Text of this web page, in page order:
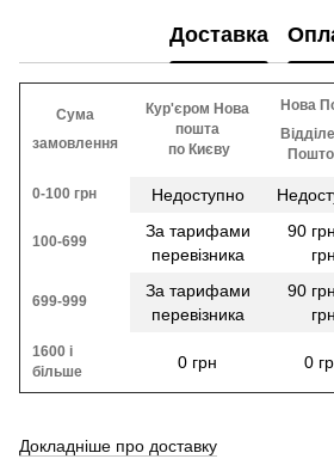
Доставка
Сума
замовлення
Кур'єром Нова
пошта
​​ по Києву
Нова
0-100 грн
Недоступно
100-699
За тарифами
перевізника
90
грн
699-999
За тарифами
перевізника
90
грн
1600 і
більше
0 грн 0
Докладніше про доставку